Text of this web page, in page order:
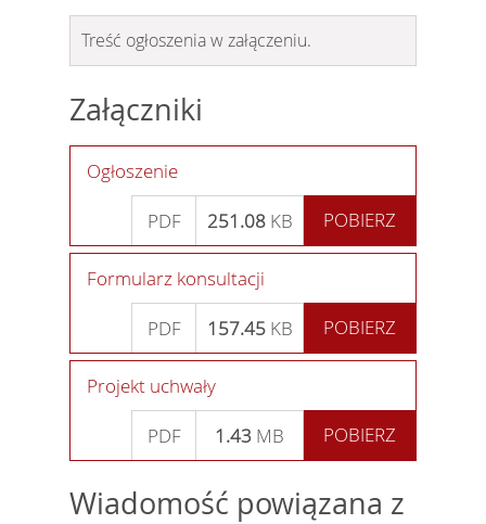
Treść ogłoszenia w załączeniu.
Załączniki
Ogłoszenie
251.08KB
PDF POBIERZ
Formularz konsultacji
157.45KB
PDF POBIERZ
Projekt uchwały
1.43 MB
PDF POBIERZ
Wiadomość powiązana z